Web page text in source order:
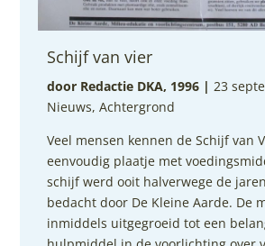
Schijf van vier
door Redactie DKA, 1996 |23
Nieuws, Achtergrond
Veel mensen kennen de Schijf van
eenvoudig plaatje met
schijf werd ooit halverwege de
bedacht door De Kleine Aarde. De
inmiddels uitgegroeid tot een